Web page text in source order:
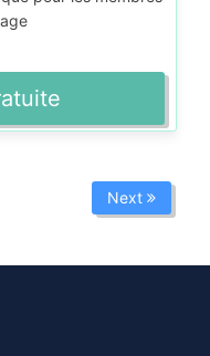
Next